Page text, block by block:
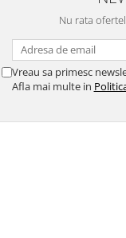
Nu rata
Vreau sa primesc
Afla mai multe in